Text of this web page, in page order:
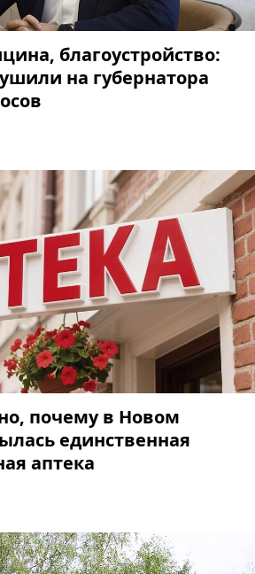
благоустройство:
на губернатора
почему в Новом
единственная
аптека